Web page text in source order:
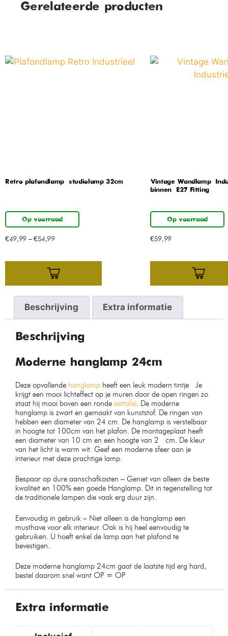
Gerelateerde producten
Retro plafondlamp – studiolamp 32cm
Op voorraad
€49,99–€54,99
Vintage Wandlamp –
binnen – E27 Fitting
Op voorraad
€59,99
Beschrijving Extra informatie
Beschrijving
Moderne hanglamp 24cm
Deze opvallende hanglamp heeft een leuk modern tintje Je
krijgt een mooi lichteffect op je muren door de open ringen zo
staat hij mooi boven een ronde eettafel. De moderne
hanglamp is zwart en gemaakt van kunststof. De ringen van
hebben een diameter van 24 cm. De hanglamp is verstelbaar
in hoogte tot 100cm van het plafon. De montageplaat heeft
een diameter van 10 cm en een hoogte van 2 cm. De kleur
van het licht is warm wit. Geef een moderne sfeer aan je
interieur met deze prachtige lamp.
Bespaar op dure aanschafkosten – Geniet van alleen de beste
kwaliteit en 100% een goede Hanglamp. Dit in tegenstelling tot
de traditionele lampen die vaak erg duur zijn.
Eenvoudig in gebruik – Niet alleen is de hanglamp een
musthave voor elk interieur. Ook is hij heel eenvoudig te
gebruiken. U hoeft enkel de lamp aan het plafond te
bevestigen.
Deze moderne hanglamp 24cm gaat de laatste tijd erg hard,
bestel daarom snel want OP = OP
Extra informatie